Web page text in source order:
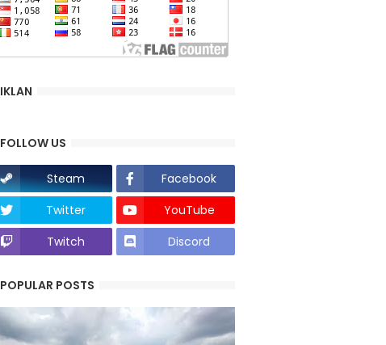
IKLAN
FOLLOW US
Steam
Facebook
Twitter
YouTube
Twitch
Discord
POPULAR POSTS